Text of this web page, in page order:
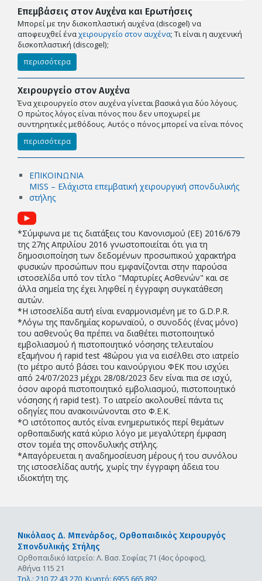
Επεμβάσεις στον Αυχένα και Ερωτήσεις
Μπορεί με την δισκοπλαστική αυχένα (discogel) να
αποφευχθεί έναχειρουργείο στον αυχένα; Tι είναι η αυχενική
δισκοπλαστική (discogel);
περισσότερα
Χειρουργείο στον Αυχένα
Ένα χειρουργείο στον αυχένα γίνεται βασικά για δύο λόγους.
Ο πρώτος λόγος είναι πόνος που δεν υποχωρεί με
συντηρητικές μεθόδους. Αυτός ο πόνος μπορεί να είναι πόνος
περισσότερα
ΕΠΙΚΟΙΝΩΝΙΑ
MISS – Ελάχιστα επεμβατική χειρουργική σπονδυλικής
στήλης
*Σύμφωνα με τις διατάξεις του Κανονισμού (EE) 2016/679
της 27ης Απριλίου 2016 γνωστοποιείται ότι για τη
δημοσιοποίηση των δεδομένων προσωπικού χαρακτήρα
φυσικών προσώπων που εμφανίζονται στην παρούσα
ιστοσελίδα υπό τον τίτλο "Μαρτυρίες Ασθενών" και σε
άλλα σημεία της έχει ληφθεί η έγγραφη συγκατάθεση
αυτών.
*Η ιστοσελίδα αυτή είναι εναρμονισμένη με το G.D.P.R.
*Λόγω της πανδημίας κορωναϊού, ο συνοδός (ένας μόνο)
του ασθενούς θα πρέπει να διαθέτει πιστοποιητικό
εμβολιασμού ή πιστοποιητικό νόσησης τελευταίου
εξαμήνου ή rapid test 48ώρου για να εισέλθει στο ιατρείο
(το μέτρο αυτό βάσει του καινούργιου ΦΕΚ που ισχύει
από 24/07/2023 μέχρι 28/08/2023 δεν είναι πια σε ισχύ,
όσον αφορά πιστοποιητικό εμβολιασμού, πιστοποιητικό
νόσησης ή rapid test). Το ιατρείο ακολουθεί πάντα τις
οδηγίες που ανακοινώνονται στο Φ.Ε.Κ.
*Ο ιστότοπος αυτός είναι ενημερωτικός περί θεμάτων
ορθοπαιδικής κατά κύριο λόγο με μεγαλύτερη έμφαση
στον τομέα της σπονδυλικής στήλης.
*Απαγόρευεται η αναδημοσίευση μέρους ή του συνόλου
της ιστοσελίδας αυτής, χωρίς την έγγραφη άδεια του
ιδιοκτήτη της.
Νικόλαος Δ. Μπενάρδος, Ορθοπαιδικός Χειρουργός
Σπονδυλικής Στήλης
Ορθοπαιδικό Ιατρείο: Λ. Βασ. Σοφίας 71 (4ος όροφος),
Αθήνα 115 21
Τηλ.: 210 72 43 270, Κινητό: 6955 665 892,